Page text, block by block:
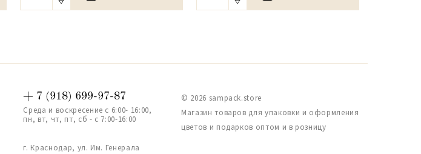
+ 7 (918) 699-97-87
Среда и воскресение с 6:00- 16:00,
пн, вт, чт, пт, сб - с 7:00-16:00
г. Краснодар, ул. Им. Генерала
© 2026 sampack.store
Магазин товаров для упаковки и оформления
цветов и подарков оптом и в розницу